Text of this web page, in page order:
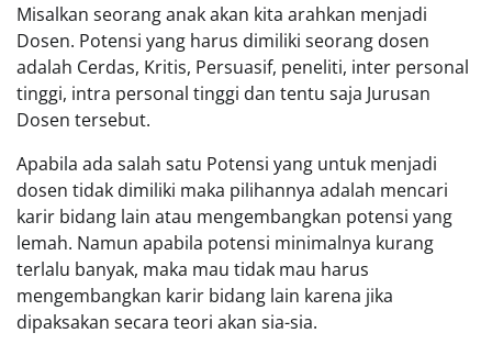
Misalkan seorang anak akan kita arahkan menjadi
Dosen. Potensi yang harus dimiliki seorang dosen
adalah Cerdas, Kritis, Persuasif, peneliti, inter personal
tinggi, intra personal tinggi dan tentu saja Jurusan
Dosen tersebut.
Apabila ada salah satu Potensi yang untuk menjadi
dosen tidak dimiliki maka pilihannya adalah mencari
karir bidang lain atau mengembangkan potensi yang
lemah. Namun apabila potensi minimalnya kurang
terlalu banyak, maka mau tidak mau harus
mengembangkan karir bidang lain karena jika
dipaksakan secara teori akan sia-sia.